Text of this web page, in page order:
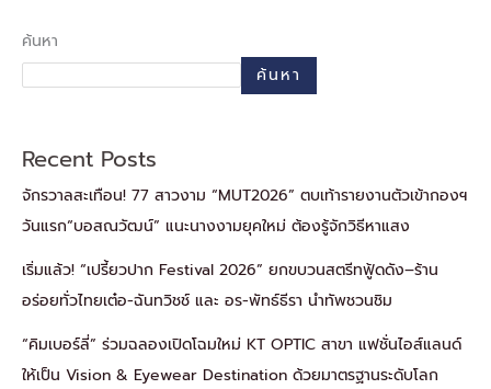
ค้นหา
ค้นหา
Recent Posts
จักรวาลสะเทือน! 77 สาวงาม “MUT2026” ตบเท้ารายงานตัวเข้ากองฯ
วันแรก“บอสณวัฒน์” แนะนางงามยุคใหม่ ต้องรู้จักวิธีหาแสง
เริ่มแล้ว! “เปรี้ยวปาก Festival 2026” ยกขบวนสตรีทฟู้ดดัง–ร้าน
อร่อยทั่วไทยเต๋อ-ฉันทวิชช์ และ อร-พัทธ์ธีรา นำทัพชวนชิม
“คิมเบอร์ลี่” ร่วมฉลองเปิดโฉมใหม่ KT OPTIC สาขา แฟชั่นไอส์แลนด์
ให้เป็น Vision & Eyewear Destination ด้วยมาตรฐานระดับโลก